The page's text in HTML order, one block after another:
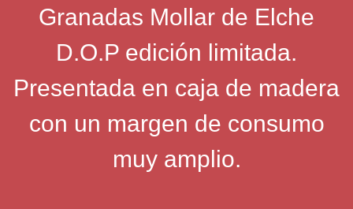
Granadas Mollar de Elche
D.O.P edición limitada.
Presentada en caja de madera
con un margen de consumo
muy amplio.